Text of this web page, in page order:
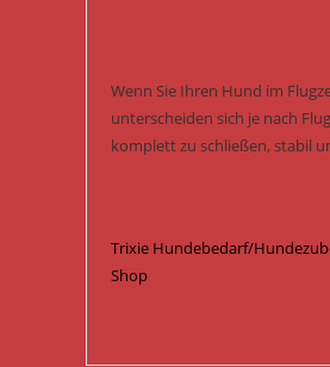
Wenn Sie Ihren Hund im
unterscheiden sich je nach
komplett zu schließen, stabil
Trixie Hundebedarf/
Shop